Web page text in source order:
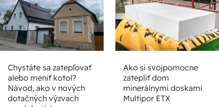
Chystáte sa zatepľovať
alebo meniť kotol?
Návod, ako v nových
dotačných výzvach
Ako si svojpomocne
zatepliť dom
minerálnymi doskami
Multipor ETX